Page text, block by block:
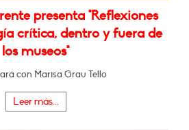
presenta "Reflexiones
crítica, dentro y fuera de
los museos"
con Marisa Grau Tello
Leer más...